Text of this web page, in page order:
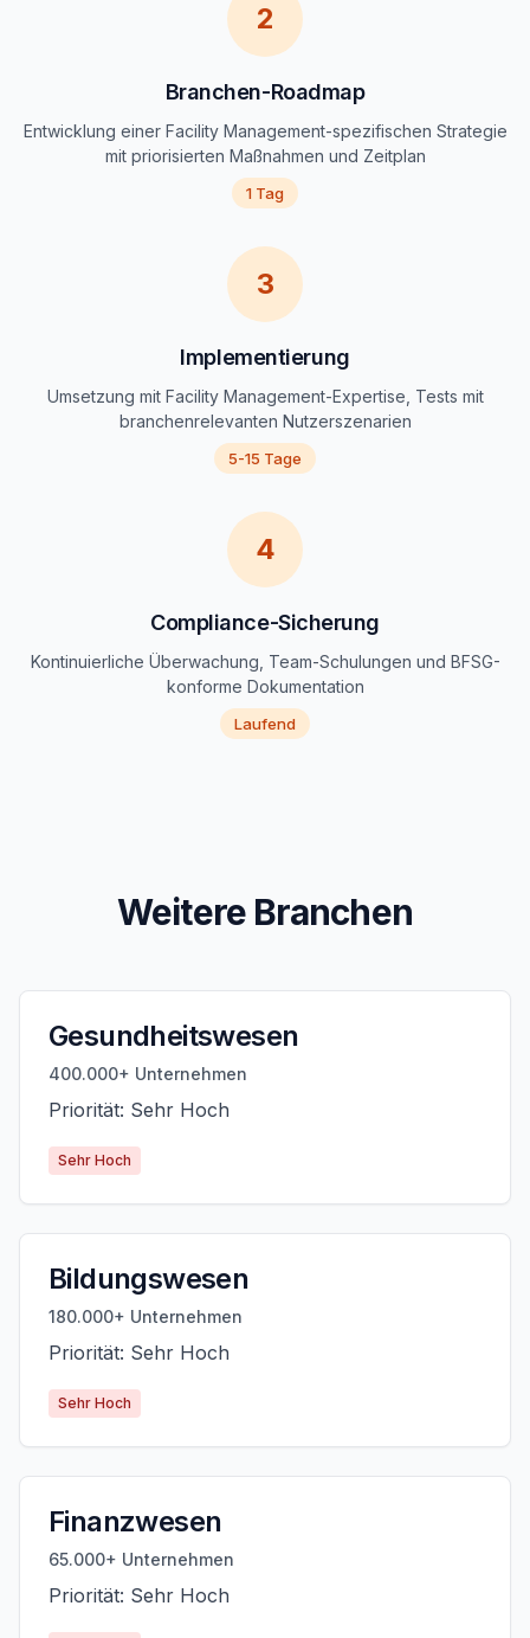
2
Branchen-Roadmap
Entwicklung einer Facility Management-spezifischen Strategie
mit priorisierten Maßnahmen und Zeitplan
1 Tag
3
Implementierung
Umsetzung mit Facility Management-Expertise, Tests mit
branchenrelevanten Nutzerszenarien
5-15 Tage
4
Compliance-Sicherung
Kontinuierliche Überwachung, Team-Schulungen und BFSG-
konforme Dokumentation
Laufend
Weitere Branchen
Gesundheitswesen
400.000+ Unternehmen
Priorität: Sehr Hoch
Sehr Hoch
Bildungswesen
180.000+ Unternehmen
Priorität: Sehr Hoch
Sehr Hoch
Finanzwesen
65.000+ Unternehmen
Priorität: Sehr Hoch